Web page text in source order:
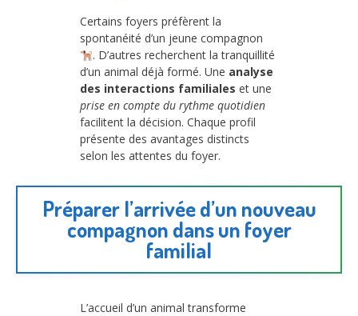
Certains foyers préfèrent la
spontanéité d’un jeune compagnon
. D’autres recherchent la tranquillité
d’un animal déjà formé. Une analyse
des interactions familiales et une
prise en compte du rythme quotidien
facilitent la décision. Chaque profil
présente des avantages distincts
selon les attentes du foyer.
Préparer l’arrivée d’un nouveau
compagnon dans un foyer
familial
L’accueil d’un animal transforme